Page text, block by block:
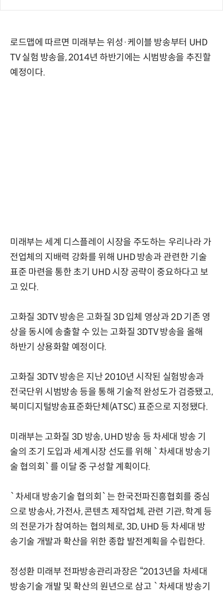
로드맵에 따르면 미래부는 위성·케이블 방송부터 UHD
TV 실험 방송을, 2014년 하반기에는 시범방송을 추진할
예정이다.
미래부는 세계 디스플레이 시장을 주도하는 우리나라 가
전업체의 지배력 강화를 위해 UHD 방송과 관련한 기술
표준 마련을 통한 초기 UHD 시장 공략이 중요하다고 보
고 있다.
고화질 3DTV 방송은 고화질 3D 입체 영상과 2D 기존 영
상을 동시에 송출할 수 있는 고화질 3DTV 방송을 올해
하반기 상용화할 예정이다.
고화질 3DTV 방송은 지난 2010년 시작된 실험방송과
전국단위 시범방송 등을 통해 기술적 완성도가 검증됐고,
북미디지털방송표준화단체(ATSC) 표준으로 지정됐다.
미래부는 고화질 3D 방송, UHD 방송 등 차세대 방송 기
술의 조기 도입과 세계시장 선도를 위해 `차세대 방송기
술 협의회`를 이달 중 구성할 계획이다.
`차세대 방송기술 협의회`는 한국전파진흥협회를 중심
으로 방송사, 가전사, 콘텐츠 제작업체, 관련 기관, 학계 등
의 전문가가 참여하는 협의체로, 3D, UHD 등 차세대 방
송기술 개발과 확산을 위한 종합 발전계획을 수립한다.
정성환 미래부 전파방송관리과장은 “2013년을 차세대
방송기술 개발 및 확산의 원년으로 삼고 `차세대 방송기